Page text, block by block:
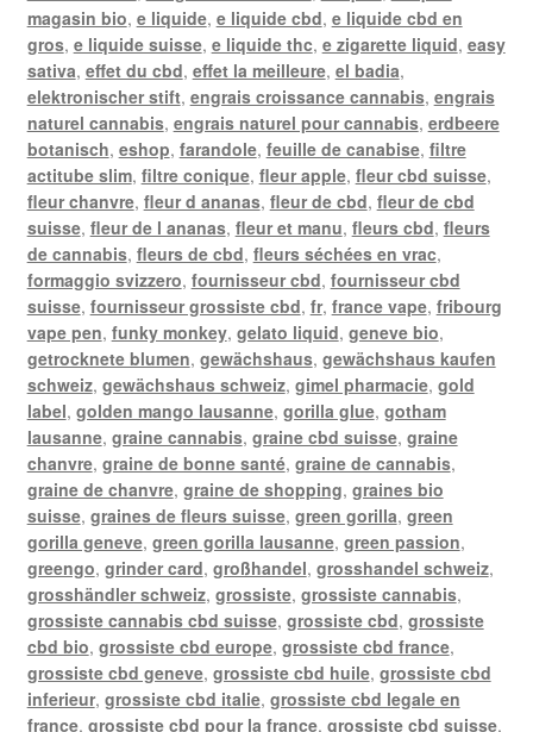
magasin bio, e liquide, e liquide cbd, e liquide cbd en
gros, e liquide suisse, e liquide thc, e zigarette liquid, easy
sativa, effet du cbd, effet la meilleure, el badia,
elektronischer stift, engrais croissance cannabis, engrais
naturel cannabis, engrais naturel pour cannabis, erdbeere
botanisch, eshop, farandole, feuille de canabise, filtre
actitube slim, filtre conique, fleur apple, fleur cbd suisse,
fleur chanvre, fleur d ananas, fleur de cbd, fleur de cbd
suisse, fleur de l ananas, fleur et manu, fleurs cbd, fleurs
de cannabis, fleurs de cbd, fleurs séchées en vrac,
formaggio svizzero, fournisseur cbd, fournisseur cbd
suisse, fournisseur grossiste cbd, fr, france vape, fribourg
vape pen, funky monkey, gelato liquid, geneve bio,
getrocknete blumen, gewächshaus, gewächshaus kaufen
schweiz, gewächshaus schweiz, gimel pharmacie, gold
label, golden mango lausanne, gorilla glue, gotham
lausanne, graine cannabis, graine cbd suisse, graine
chanvre, graine de bonne santé, graine de cannabis,
graine de chanvre, graine de shopping, graines bio
suisse, graines de fleurs suisse, green gorilla, green
gorilla geneve, green gorilla lausanne, green passion,
greengo, grinder card, großhandel, grosshandel schweiz,
grosshändler schweiz, grossiste, grossiste cannabis,
grossiste cannabis cbd suisse, grossiste cbd, grossiste
cbd bio, grossiste cbd europe, grossiste cbd france,
grossiste cbd geneve, grossiste cbd huile, grossiste cbd
inferieur, grossiste cbd italie, grossiste cbd legale en
france, grossiste cbd pour la france, grossiste cbd suisse,